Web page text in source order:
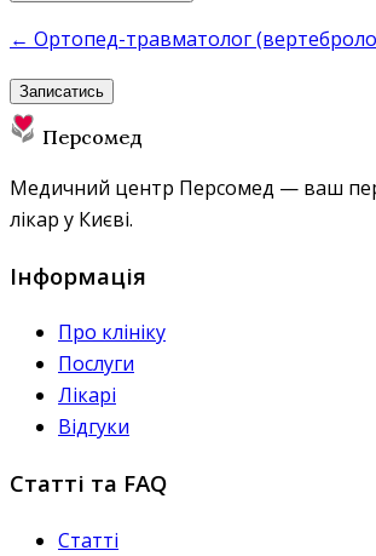
← Ортопед-травматолог
Записатись
Персомед
Медичний центр Персомед — ваш
лікар у Києві.
Інформація
Про клініку
Послуги
Лікарі
Відгуки
Статті та FAQ
Статті